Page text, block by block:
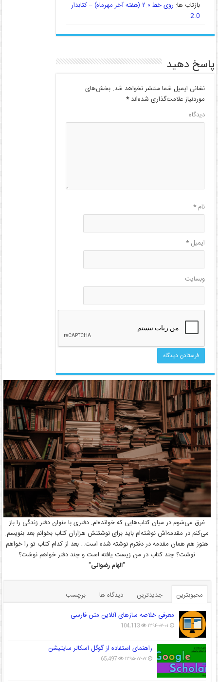
بازتاب ها:
روی خط ۲.۰ (هفته آخر مهرماه) – کتابدار
2.0
پاسخ دهید
نشانی ایمیل شما منتشر نخواهد شد. بخش‌های
موردنیاز علامت‌گذاری شده‌اند*
دیدگاه
نام*
ایمیل*
وبسایت
غرق می‌شوم در میان کتاب‌هایی که خوانده‌ام. دفتری با عنوان دفتر زندگی را باز
می‌کنم در مقدمه‌اش نوشته‌ام باید برای نوشتنش هزاران کتاب بخوانم بعد بنویسم.
هنوز هم همان مقدمه در دفترم نوشته شده است… بعد از کدام کتاب تو را خواهم
نوشت؟ چند کتاب در من زیست یافته است و چند دفتر خواهم نوشت؟
"الهام رضوانی"
محبوبترین جدیدترین دیدگاه ها
برچسب
معرفی خلاصه سازهای آنلاین متن فارسی
۱۳۹۴-۰۷-۰۱ 104,113
راهنمای استفاده از گوگل اسکالر سایتیشن
۱۳۹۵-۰۷-۰۷ 65,497